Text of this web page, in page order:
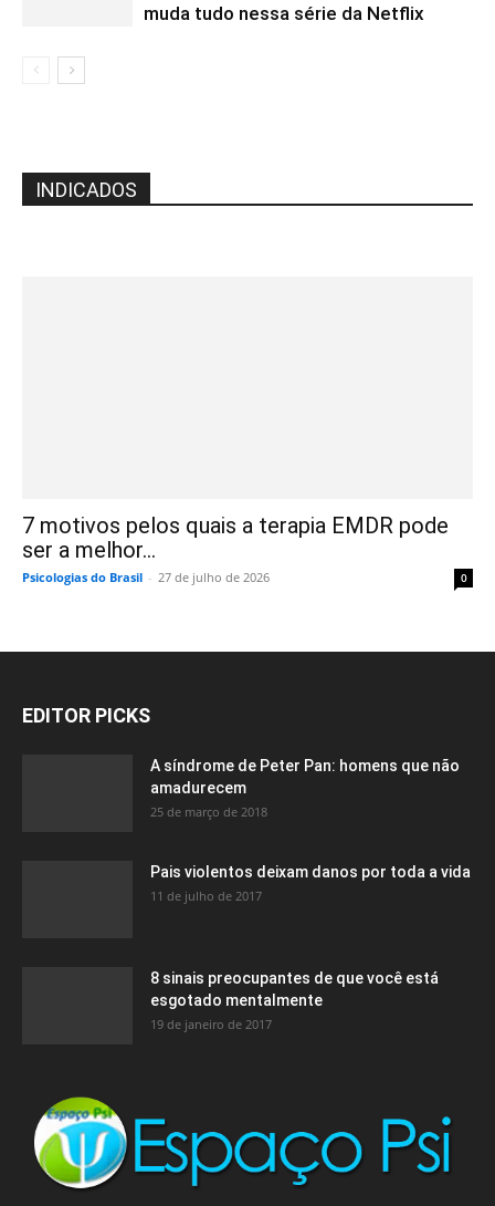
muda tudo nessa série da Netflix
INDICADOS
7 motivos pelos quais a terapia EMDR pode
ser a melhor...
Psicologias do Brasil - 27 de julho de 2026 0
EDITOR PICKS
A síndrome de Peter Pan: homens que não
amadurecem
25 de março de 2018
Pais violentos deixam danos por toda a vida
11 de julho de 2017
8 sinais preocupantes de que você está
esgotado mentalmente
19 de janeiro de 2017